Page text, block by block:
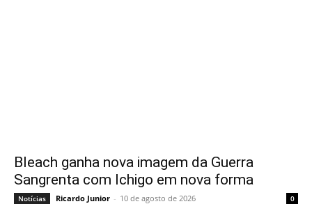
Bleach ganha nova imagem da Guerra
Sangrenta com Ichigo em nova forma
Notícias Ricardo Junior - 10 de agosto de 2026 0